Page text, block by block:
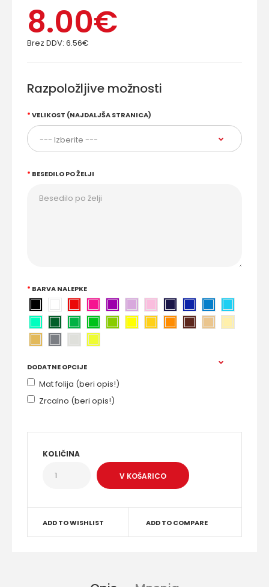
8.00€
Brez DDV: 6.56€
Razpoložljive možnosti
VELIKOST (NAJDALJŠA STRANICA)
BESEDILO PO ŽELJI
BARVA NALEPKE
DODATNE OPCIJE
Mat folija (beri opis!)
Zrcalno (beri opis!)
KOLIČINA
ADD TO WISHLIST ADD TO COMPARE